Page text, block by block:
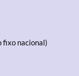
fixo nacional)